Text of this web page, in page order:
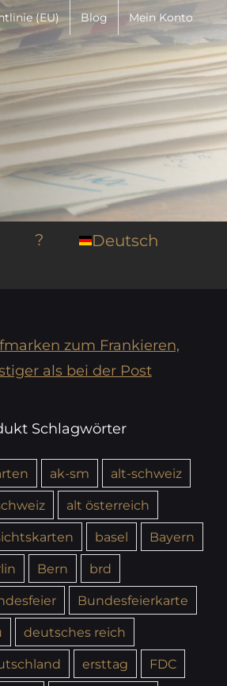
(EU) Blog Mein Konto
? Deutsch
zum Frankieren,
als bei der Post
Schlagwörter
ak-sm
alt-schweiz
alt österreich
basel
Bayern
Bern
brd
Bundesfeierkarte
deutsches reich
ersttag
FDC